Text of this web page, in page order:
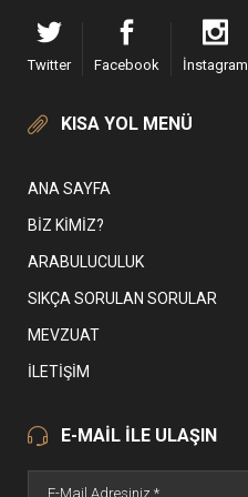
Twitter Facebook İnstagram
KISA YOL MENÜ
ANA SAYFA
BIZ KIMIZ?
ARABULUCULUK
SIKÇA SORULAN SORULAR
MEVZUAT
İLETIŞIM
E-MAİL İLE ULAŞIN